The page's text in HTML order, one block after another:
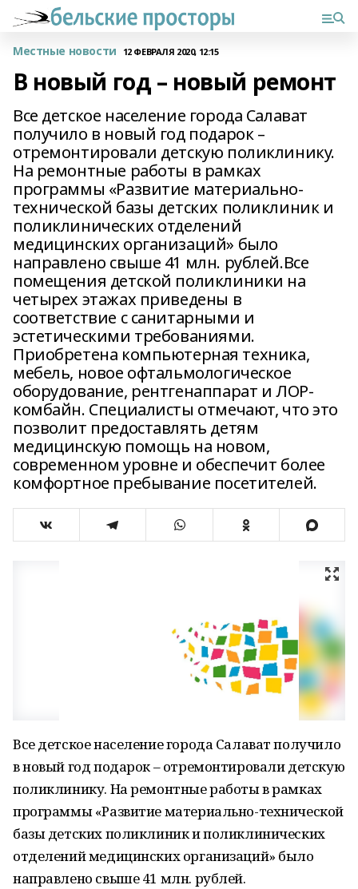
Местные новости 12 ФЕВРАЛЯ 2020, 12:15
В новый год – новый ремонт
Все детское население города Салават
получило в новый год подарок –
отремонтировали детскую поликлинику.
На ремонтные работы в рамках
программы «Развитие материально-
технической базы детских поликлиник и
поликлинических отделений
медицинских организаций» было
направлено свыше 41 млн. рублей.Все
помещения детской поликлиники на
четырех этажах приведены в
соответствие с санитарными и
эстетическими требованиями.
Приобретена компьютерная техника,
мебель, новое офтальмологическое
оборудование, рентгенаппарат и ЛОР-
комбайн. Специалисты отмечают, что это
позволит предоставлять детям
медицинскую помощь на новом,
современном уровне и обеспечит более
комфортное пребывание посетителей.
Все детское население города Салават получило
в новый год подарок – отремонтировали детскую
поликлинику. На ремонтные работы в рамках
программы «Развитие материально-технической
базы детских поликлиник и поликлинических
отделений медицинских организаций» было
направлено свыше 41 млн. рублей.